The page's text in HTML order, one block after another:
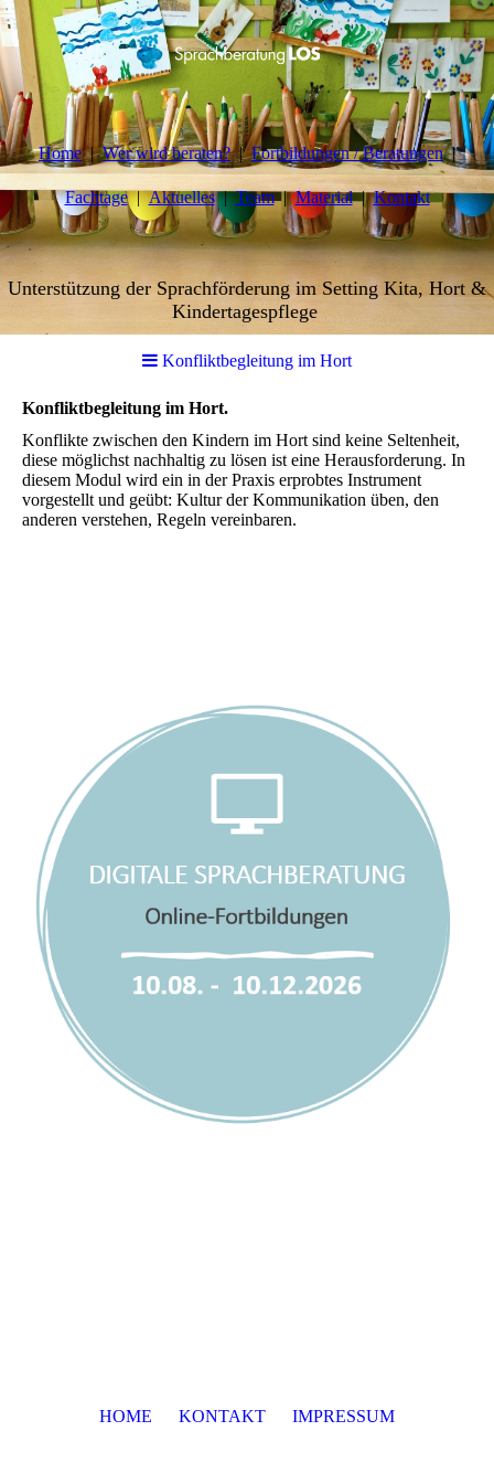
Home Wer wird beraten? Fortbildungen / Beratungen
Fachtage Aktuelles Team Material Kontakt
Unterstützung der Sprachförderung im Setting Kita, Hort &
Kindertagespflege
Konfliktbegleitung im Hort
Konfliktbegleitung im Hort.
Konflikte zwischen den Kindern im Hort sind keine Seltenheit,
diese möglichst nachhaltig zu lösen ist eine Herausforderung. In
diesem Modul wird ein in der Praxis erprobtes Instrument
vorgestellt und geübt: Kultur der Kommunikation üben, den
anderen verstehen, Regeln vereinbaren.
HOME KONTAKT IMPRESSUM